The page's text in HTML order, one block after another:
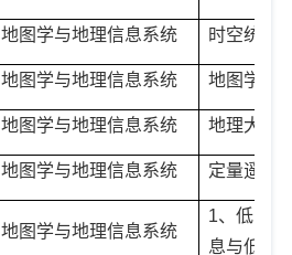
地图学与地理信息系统 时空统计
地图学与地理信息系统 地图学与
地图学与地理信息系统 地理大数
地图学与地理信息系统 定量遥感
地图学与地理信息系统
1、低空
息与低空